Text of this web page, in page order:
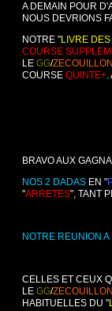
A DEMAIN POUR
NOUS DEVRIONS
NOTRE "LIVRE
COURSE
LE GG/ZECOUILLON
COURSE QUINTE+.
BRAVO AUX
NOS 2 DADAS EN "
"ARRETES", TANT
NOTRE REUNION
CELLES ET CEUX
LE GG/ZECOUILLON
HABITUELLES DU "